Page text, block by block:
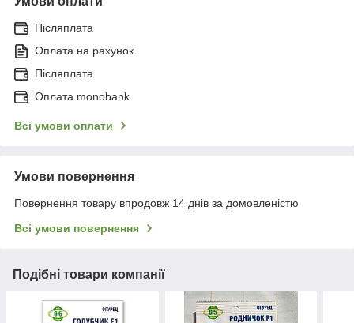
Післяплата
Оплата на рахунок
Післяплата
Оплата monobank
Всі умови оплати
Умови повернення
Повернення товару впродовж 14 днів за домовленістю
Всі умови повернення
Подібні товари компанії